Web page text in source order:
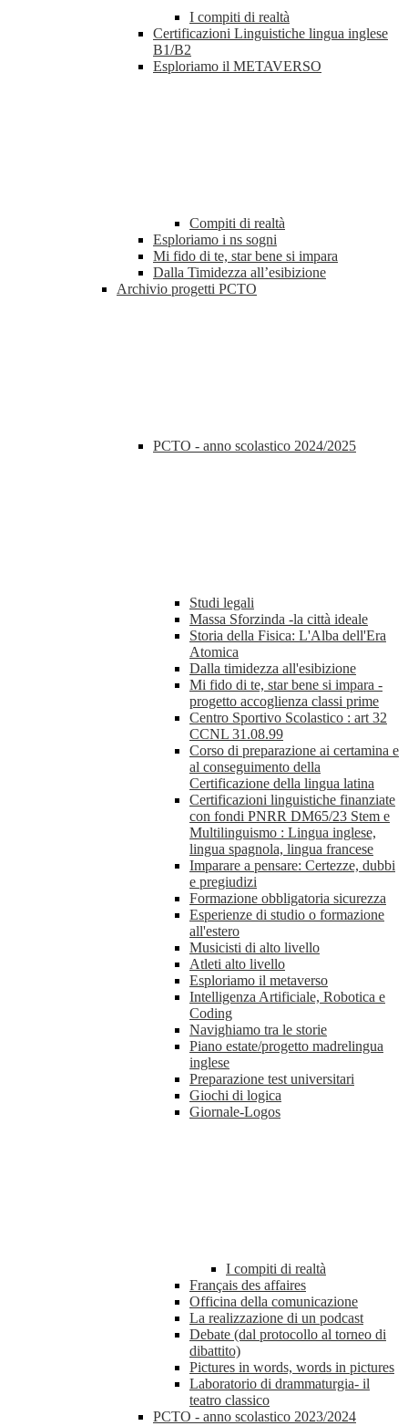
I compiti di realtà
Certificazioni Linguistiche lingua inglese
B1/B2
Esploriamo il METAVERSO
Compiti di realtà
Esploriamo i ns sogni
Mi fido di te, star bene si impara
Dalla Timidezza all’esibizione
Archivio progetti PCTO
PCTO - anno scolastico 2024/2025
Studi legali
Massa Sforzinda -la città ideale
Storia della Fisica: L'Alba dell'Era
Atomica
Dalla timidezza all'esibizione
Mi fido di te, star bene si impara -
progetto accoglienza classi prime
Centro Sportivo Scolastico : art 32
CCNL 31.08.99
Corso di preparazione ai certamina e
al conseguimento della
Certificazione della lingua latina
Certificazioni linguistiche finanziate
con fondi PNRR DM65/23 Stem e
Multilinguismo : Lingua inglese,
lingua spagnola, lingua francese
Imparare a pensare: Certezze, dubbi
e pregiudizi
Formazione obbligatoria sicurezza
Esperienze di studio o formazione
all'estero
Musicisti di alto livello
Atleti alto livello
Esploriamo il metaverso
Intelligenza Artificiale, Robotica e
Coding
Navighiamo tra le storie
Piano estate/progetto madrelingua
inglese
Preparazione test universitari
Giochi di logica
Giornale-Logos
I compiti di realtà
Français des affaires
Officina della comunicazione
La realizzazione di un podcast
Debate (dal protocollo al torneo di
dibattito)
Pictures in words, words in pictures
Laboratorio di drammaturgia- il
teatro classico
PCTO - anno scolastico 2023/2024